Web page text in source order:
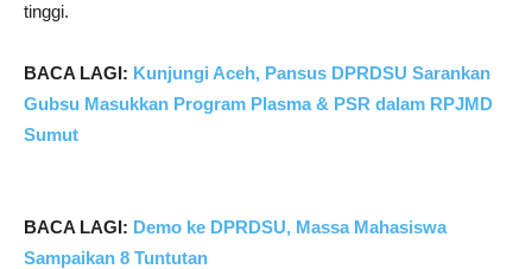
tinggi.
BACA LAGI: Kunjungi Aceh, Pansus DPRDSU Sarankan
Gubsu Masukkan Program Plasma & PSR dalam RPJMD
Sumut
BACA LAGI: Demo ke DPRDSU, Massa Mahasiswa
Sampaikan 8 Tuntutan